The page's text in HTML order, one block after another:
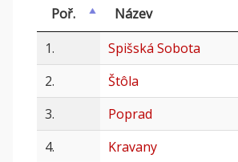
Poř.
Název
1.
Spišská Sobota
2.
Štôla
3.
Poprad
4.
Kravany